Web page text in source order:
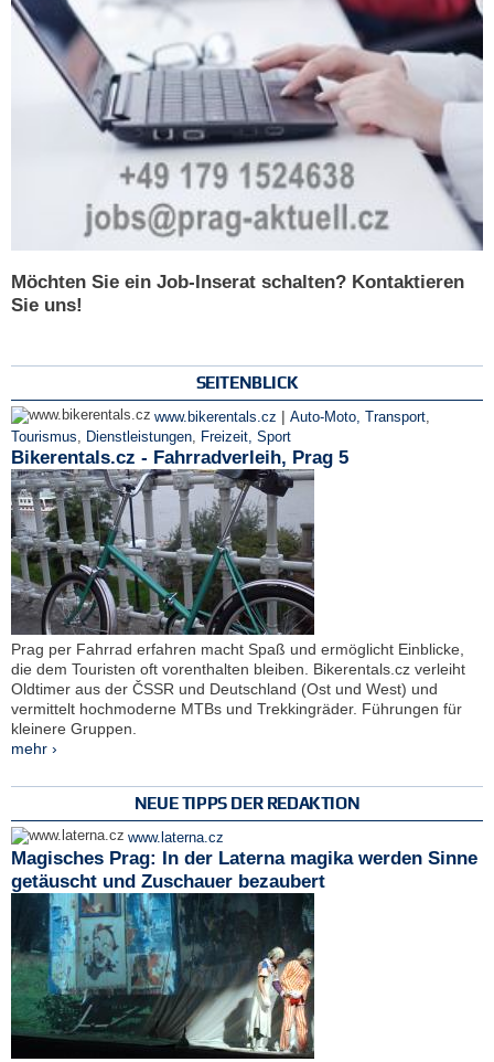
Möchten Sie ein Job-Inserat schalten? Kontaktieren
Sie uns!
SEITENBLICK
www.bikerentals.cz | Auto-Moto, Transport
Tourismus
Dienstleistungen Freizeit, Sport
Bikerentals.cz - Fahrradverleih, Prag 5
Prag per Fahrrad erfahren macht Spaß und ermöglicht Einblicke,
die dem Touristen oft vorenthalten bleiben. Bikerentals.cz verleiht
Oldtimer aus der ČSSR und Deutschland (Ost und West) und
vermittelt hochmoderne MTBs und Trekkingräder. Führungen für
kleinere Gruppen.
mehr ›
NEUE TIPPS DER REDAKTION
www.laterna.cz
Magisches Prag: In der Laterna magika werden Sinne
getäuscht und Zuschauer bezaubert